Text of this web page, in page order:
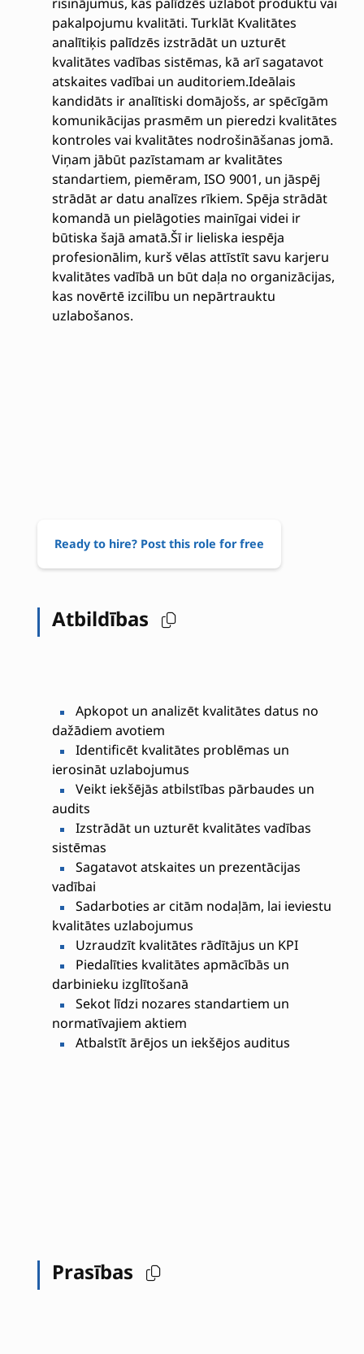
pakalpojumu kvalitāti. Turklāt Kvalitātes
analītiķis palīdzēs izstrādāt un uzturēt
kvalitātes vadības sistēmas, kā arī sagatavot
atskaites vadībai un auditoriem.Ideālais
kandidāts ir analītiski domājošs, ar spēcīgām
komunikācijas prasmēm un pieredzi kvalitātes
kontroles vai kvalitātes nodrošināšanas jomā.
Viņam jābūt pazīstamam ar kvalitātes
standartiem, piemēram, ISO 9001, un jāspēj
strādāt ar datu analīzes rīkiem. Spēja strādāt
komandā un pielāgoties mainīgai videi ir
būtiska šajā amatā.Šī ir lieliska iespēja
profesionālim, kurš vēlas attīstīt savu karjeru
kvalitātes vadībā un būt daļa no organizācijas,
kas novērtē izcilību un nepārtrauktu
uzlabošanos.
Ready to hire? Post this role for free
Atbildības
Apkopot un analizēt kvalitātes datus no
dažādiem avotiem
Identificēt kvalitātes problēmas un
ierosināt uzlabojumus
Veikt iekšējās atbilstības pārbaudes un
audits
Izstrādāt un uzturēt kvalitātes vadības
sistēmas
Sagatavot atskaites un prezentācijas
vadībai
Sadarboties ar citām nodaļām, lai ieviestu
kvalitātes uzlabojumus
Uzraudzīt kvalitātes rādītājus un KPI
Piedalīties kvalitātes apmācībās un
darbinieku izglītošanā
Sekot līdzi nozares standartiem un
normatīvajiem aktiem
Atbalstīt ārējos un iekšējos auditus
Prasības